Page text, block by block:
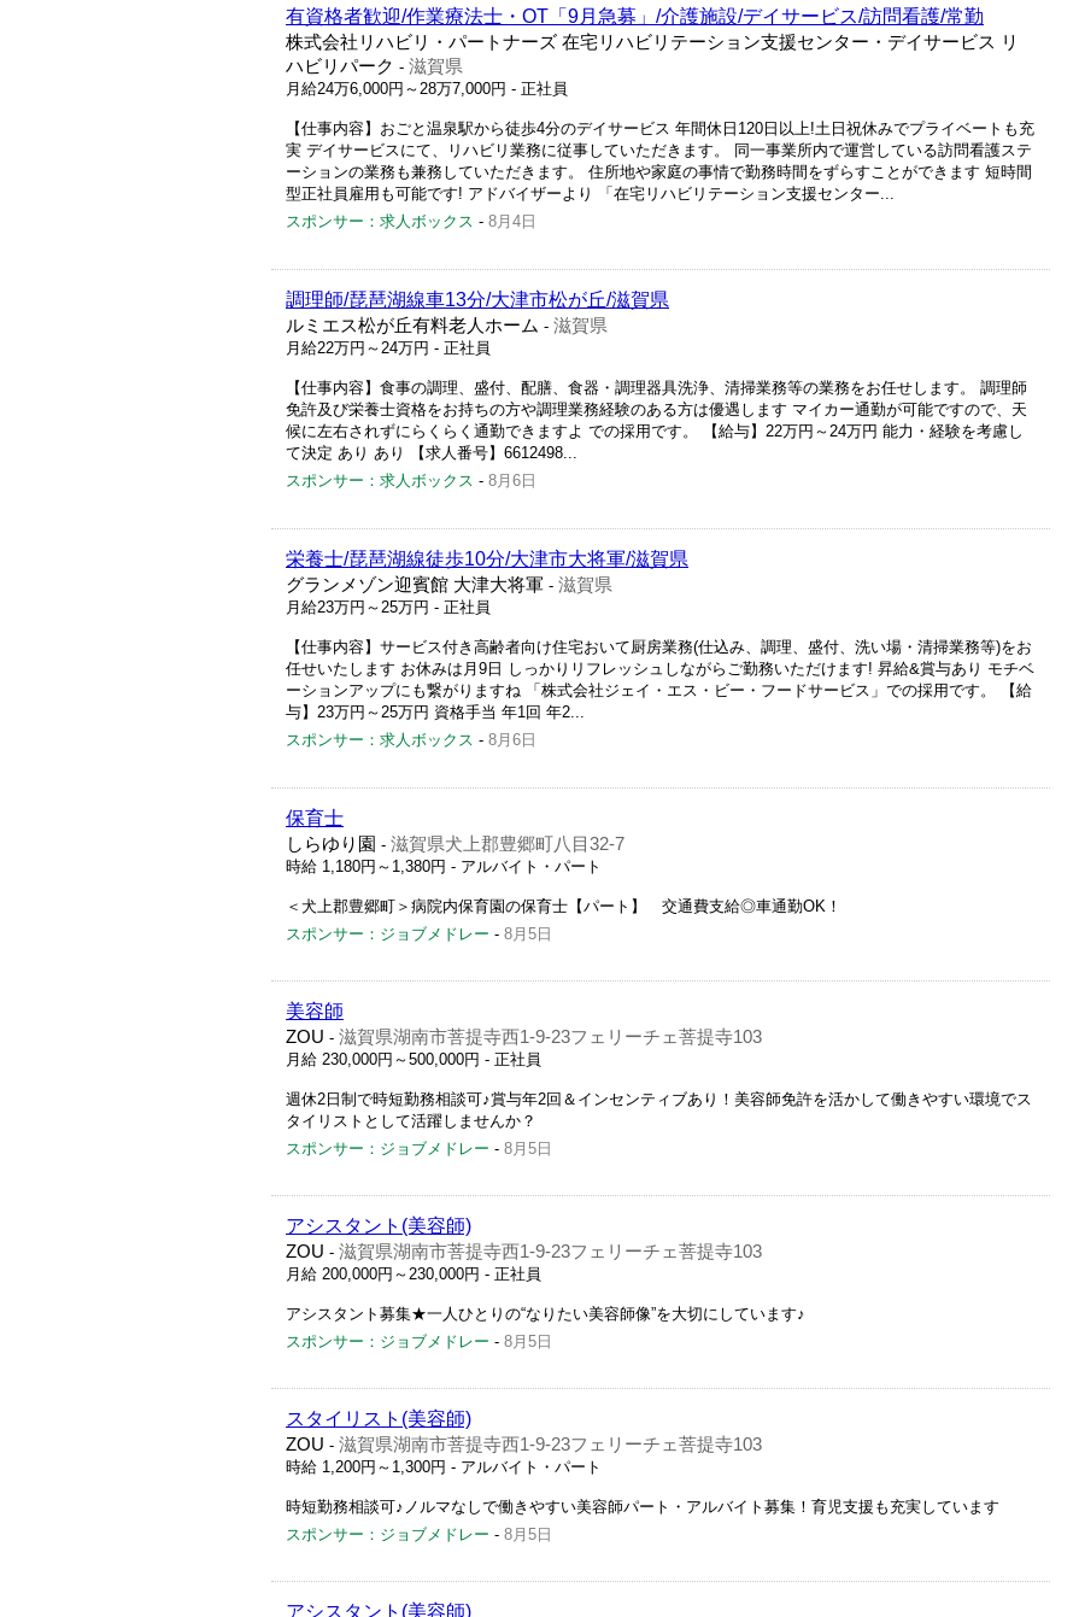
有資格者歓迎/作業療法士・OT「9月急募」/介護施設/デイサービス/訪問看護/常勤
株式会社リハビリ・パートナーズ 在宅リハビリテーション支援センター・デイサービス リ
ハビリパーク - 滋賀県
月給24万6,000円～28万7,000円 - 正社員
【仕事内容】おごと温泉駅から徒歩4分のデイサービス 年間休日120日以上!土日祝休みでプライベートも充
実 デイサービスにて、リハビリ業務に従事していただきます。 同一事業所内で運営している訪問看護ステ
ーションの業務も兼務していただきます。 住所地や家庭の事情で勤務時間をずらすことができます 短時間
型正社員雇用も可能です! アドバイザーより 「在宅リハビリテーション支援センター...
スポンサー：求人ボックス - 8月4日
調理師/琵琶湖線車13分/大津市松が丘/滋賀県
ルミエス松が丘有料老人ホーム - 滋賀県
月給22万円～24万円 - 正社員
【仕事内容】食事の調理、盛付、配膳、食器・調理器具洗浄、清掃業務等の業務をお任せします。 調理師
免許及び栄養士資格をお持ちの方や調理業務経験のある方は優遇します マイカー通勤が可能ですので、天
候に左右されずにらくらく通勤できますよ での採用です。 【給与】22万円～24万円 能力・経験を考慮し
て決定 あり あり 【求人番号】6612498...
スポンサー：求人ボックス - 8月6日
栄養士/琵琶湖線徒歩10分/大津市大将軍/滋賀県
グランメゾン迎賓館 大津大将軍 - 滋賀県
月給23万円～25万円 - 正社員
【仕事内容】サービス付き高齢者向け住宅おいて厨房業務(仕込み、調理、盛付、洗い場・清掃業務等)をお
任せいたします お休みは月9日 しっかりリフレッシュしながらご勤務いただけます! 昇給&賞与あり モチベ
ーションアップにも繋がりますね 「株式会社ジェイ・エス・ビー・フードサービス」での採用です。 【給
与】23万円～25万円 資格手当 年1回 年2...
スポンサー：求人ボックス - 8月6日
保育士
しらゆり園 - 滋賀県犬上郡豊郷町八目32-7
時給 1,180円～1,380円 - アルバイト・パート
＜犬上郡豊郷町＞病院内保育園の保育士【パート】 交通費支給◎車通勤OK！
スポンサー：ジョブメドレー - 8月5日
美容師
ZOU - 滋賀県湖南市菩提寺西1-9-23フェリーチェ菩提寺103
月給 230,000円～500,000円 - 正社員
週休2日制で時短勤務相談可♪賞与年2回＆インセンティブあり！美容師免許を活かして働きやすい環境でス
タイリストとして活躍しませんか？
スポンサー：ジョブメドレー - 8月5日
アシスタント(美容師)
ZOU - 滋賀県湖南市菩提寺西1-9-23フェリーチェ菩提寺103
月給 200,000円～230,000円 - 正社員
アシスタント募集★一人ひとりの“なりたい美容師像”を大切にしています♪
スポンサー：ジョブメドレー - 8月5日
スタイリスト(美容師)
ZOU - 滋賀県湖南市菩提寺西1-9-23フェリーチェ菩提寺103
時給 1,200円～1,300円 - アルバイト・パート
時短勤務相談可♪ノルマなしで働きやすい美容師パート・アルバイト募集！育児支援も充実しています
スポンサー：ジョブメドレー - 8月5日
アシスタント(美容師)